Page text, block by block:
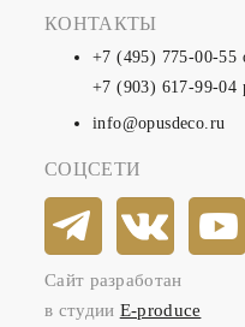
КОНТАКТЫ
+7 (495) 775-00-55
+7 (903) 617-99-04
info@opusdeco.ru
СОЦСЕТИ
Сайт разработан
в студии E-produce